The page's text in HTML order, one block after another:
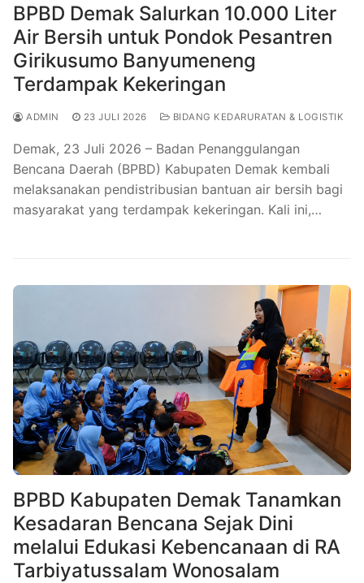
BPBD Demak Salurkan 10.000 Liter
Air Bersih untuk Pondok Pesantren
Girikusumo Banyumeneng
Terdampak Kekeringan
ADMIN 23 JULI 2026 BIDANG KEDARURATAN & LOGISTIK
Demak, 23 Juli 2026 – Badan Penanggulangan
Bencana Daerah (BPBD) Kabupaten Demak kembali
melaksanakan pendistribusian bantuan air bersih bagi
masyarakat yang terdampak kekeringan. Kali ini,…
BPBD Kabupaten Demak Tanamkan
Kesadaran Bencana Sejak Dini
melalui Edukasi Kebencanaan di RA
Tarbiyatussalam Wonosalam